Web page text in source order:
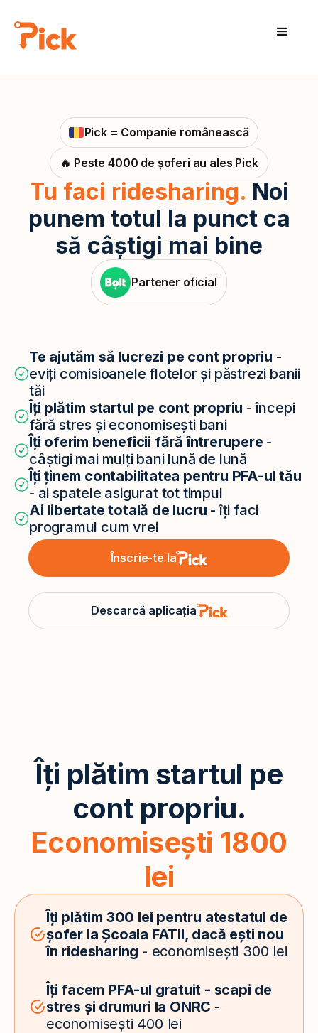
Pick = Companie românească
🔥 Peste 4000 de șoferi au ales Pick
Tu faci ridesharing. Noi
punem totul la punct ca
să câștigi mai bine
Partener oficial
Te ajutăm să lucrezi pe cont propriu -
eviți comisioanele flotelor și păstrezi banii
tăi
Îți plătim startul pe cont propriu - începi
fără stres și economisești bani
Îți oferim beneficii fără întrerupere -
câștigi mai mulți bani lună de lună
Îți ținem contabilitatea pentru PFA-ul tău
- ai spatele asigurat tot timpul
Ai libertate totală de lucru - îți faci
programul cum vrei
Înscrie-te la
Descarcă aplicația
Îți plătim startul pe
cont propriu.
Economisești 1800
lei
Îți plătim 300 lei pentru atestatul de
șofer la Școala FATII, dacă ești nou
în ridesharing - economisești 300 lei
Îți facem PFA-ul gratuit - scapi de
stres și drumuri la ONRC -
economisești 400 lei